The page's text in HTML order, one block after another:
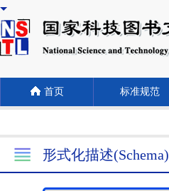
首页 标准规范
形式化描述(Schema)